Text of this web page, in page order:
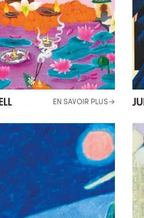
EN SAVOIR PLUS →